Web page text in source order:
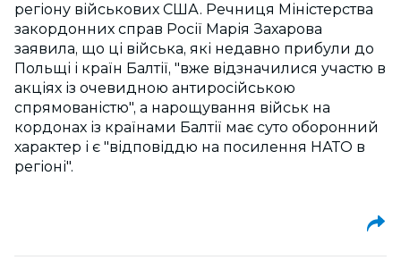
регіону військових США. Речниця Міністерства
закордонних справ Росії Марія Захарова
заявила, що ці війська, які недавно прибули до
Польщі і країн Балтії, "вже відзначилися участю в
акціях із очевидною антиросійською
спрямованістю", а нарощування військ на
кордонах із країнами Балтії має суто оборонний
характер і є "відповіддю на посилення НАТО в
регіоні".